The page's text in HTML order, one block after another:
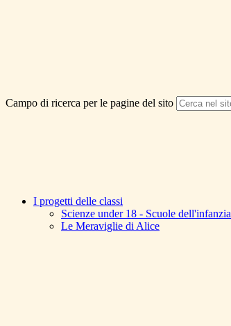
Campo di ricerca per le pagine del sito
I progetti delle classi
Scienze under 18 - Scuole dell'infanzia
Le Meraviglie di Alice